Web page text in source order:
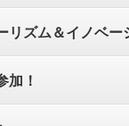
リズム＆イノベー
加！